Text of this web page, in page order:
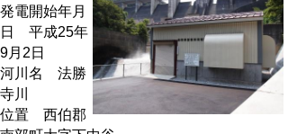
発電開始年月
日 平成25年
9月2日
河川名 法勝
寺川
位置 西伯郡